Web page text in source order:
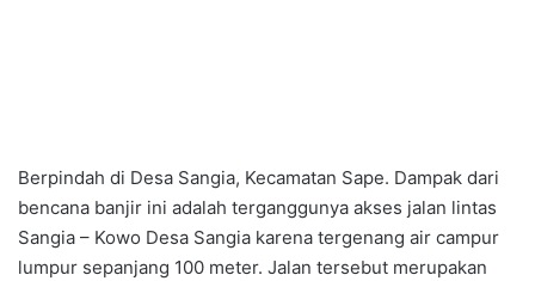
Berpindah di Desa Sangia, Kecamatan Sape. Dampak dari
bencana banjir ini adalah terganggunya akses jalan lintas
Sangia – Kowo Desa Sangia karena tergenang air campur
lumpur sepanjang 100 meter. Jalan tersebut merupakan